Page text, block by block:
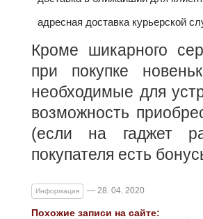
адресная доставка курьерской
Кроме шикарного
при покупке
необходимые для
возможность
(если на гаджет
покупателя есть
Информация — 28. 04. 2020
Похожие записи на сайте: